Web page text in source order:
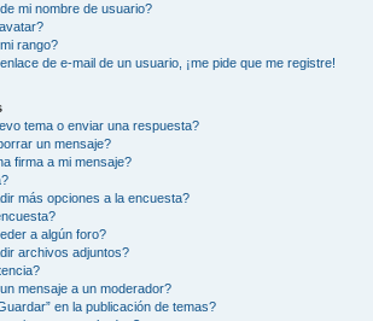
mi nombre de usuario?
rango?
de e-mail de un usuario, ¡me pide que me registre!
tema o enviar una respuesta?
un mensaje?
firma a mi mensaje?
más opciones a la encuesta?
a algún foro?
archivos adjuntos?
mensaje a un moderador?
en la publicación de temas?